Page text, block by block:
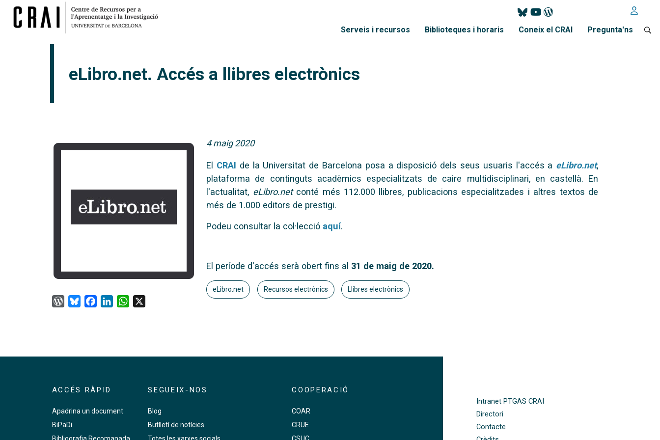
Menú principal
Serveis i recursos Biblioteques i horaris Coneix el CRAI Pregunta'ns
eLibro.net. Accés a llibres electrònics
WordPress
BlueskyFacebook
LinkedInWhatsApp
4 maig 2020
El CRAI de la Universitat de Barcelona posa a disposició dels seus usuaris l'accés a eLibro.net,
plataforma de continguts acadèmics especialitzats de caire multidisciplinari, en castellà. En
l'actualitat, eLibro.netconté més 112.000 llibres, publicacions especialitzades i altres textos de
més de 1.000 editors de prestigi.
Podeu consultar la col·lecció aquí.
El període d'accés serà obert fins al 31 de maig de 2020.
eLibro.net Recursos electrònics Llibres electrònics
ACCÉS RÀPID
Apadrina un document
BiPaDi
SEGUEIX-NOS
Blog
Butlletí de notícies
COOPERACIÓ
COAR
CRUE
Intranet PTGAS CRAI
Directori
Contacte